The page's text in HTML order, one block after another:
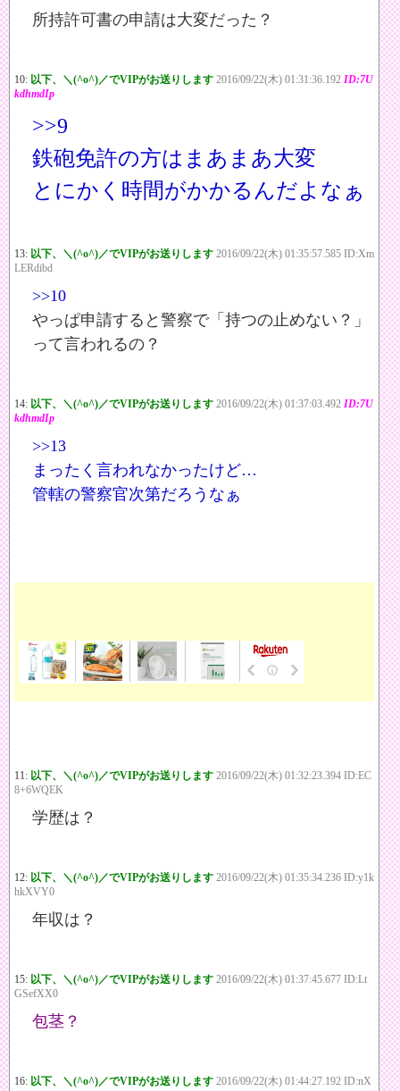
所持許可書の申請は大変だった？
10: 以下、＼(^o^)／でVIPがお送りします 2016/09/22(木) 01:31:36.192 ID:7U
kdhmdIp
>>9
鉄砲免許の方はまあまあ大変
とにかく時間がかかるんだよなぁ
13: 以下、＼(^o^)／でVIPがお送りします 2016/09/22(木) 01:35:57.585 ID:Xm
LERdibd
>>10
やっぱ申請すると警察で「持つの止めない？」
って言われるの？
14: 以下、＼(^o^)／でVIPがお送りします 2016/09/22(木) 01:37:03.492 ID:7U
kdhmdIp
>>13
まったく言われなかったけど…
管轄の警察官次第だろうなぁ
11: 以下、＼(^o^)／でVIPがお送りします 2016/09/22(木) 01:32:23.394 ID:EC
8+6WQEK
学歴は？
12: 以下、＼(^o^)／でVIPがお送りします 2016/09/22(木) 01:35:34.236 ID:y1k
hkXVY0
年収は？
15: 以下、＼(^o^)／でVIPがお送りします 2016/09/22(木) 01:37:45.677 ID:Lt
GSefXX0
包茎？
16: 以下、＼(^o^)／でVIPがお送りします 2016/09/22(木) 01:44:27.192 ID:nX